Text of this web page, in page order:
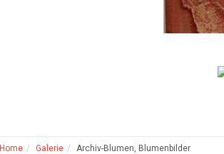
Home Galerie Archiv-Blumen, Blumenbilder